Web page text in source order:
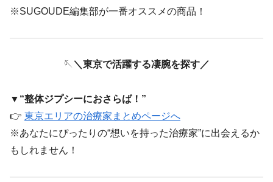
※SUGOUDE編集部が一番オススメの商品！
🪡 ＼東京で活躍する凄腕を探す／
▼ “整体ジプシーにおさらば！”
👉 東京エリアの治療家まとめページへ
※あなたにぴったりの“想いを持った治療家”に出会えるか
もしれません！